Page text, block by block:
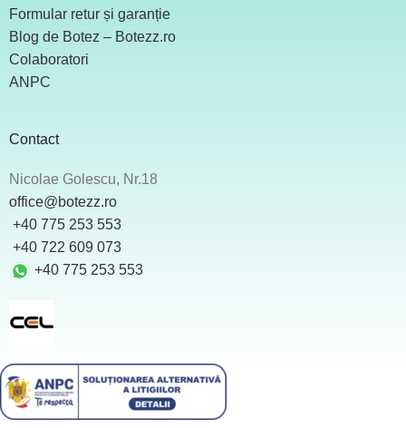
Formular retur și garanție
Blog de Botez – Botezz.ro
Colaboratori
ANPC
Contact
Nicolae Golescu, Nr.18
office@botezz.ro
+40 775 253 553
‪ +40 722 609 073
+40 775 253 553